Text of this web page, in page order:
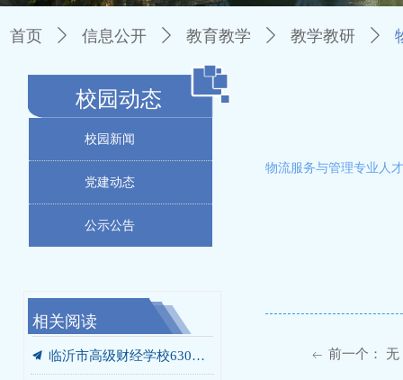
首页 ꄲ 信息公开 ꄲ 教育教学 ꄲ 教学教研 ꄲ
物流服务与管理专业人
ꂃ 前一个： 无
校园新闻
党建动态
公示公告
校园动态
相关阅读
끔
끔
끔
끔
끔
끔
끔
끔
끔
끔
끔
끔
끔
끔
끔
끔